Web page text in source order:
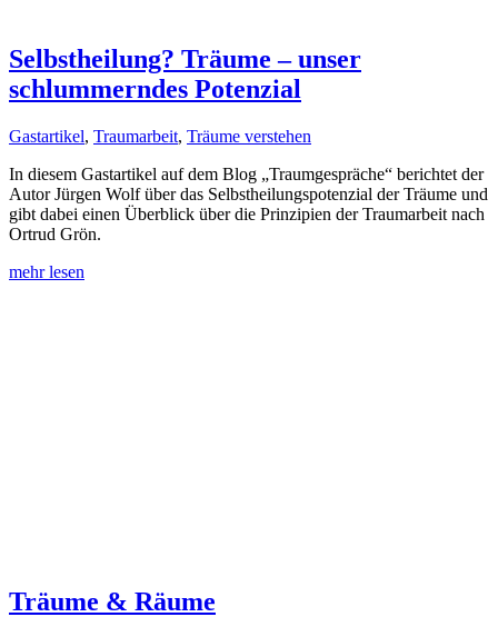
Selbstheilung? Träume – unser
schlummerndes Potenzial
Gastartikel, Traumarbeit, Träume verstehen
In diesem Gastartikel auf dem Blog „Traumgespräche“ berichtet der
Autor Jürgen Wolf über das Selbstheilungspotenzial der Träume und
gibt dabei einen Überblick über die Prinzipien der Traumarbeit nach
Ortrud Grön.
mehr lesen
Träume & Räume